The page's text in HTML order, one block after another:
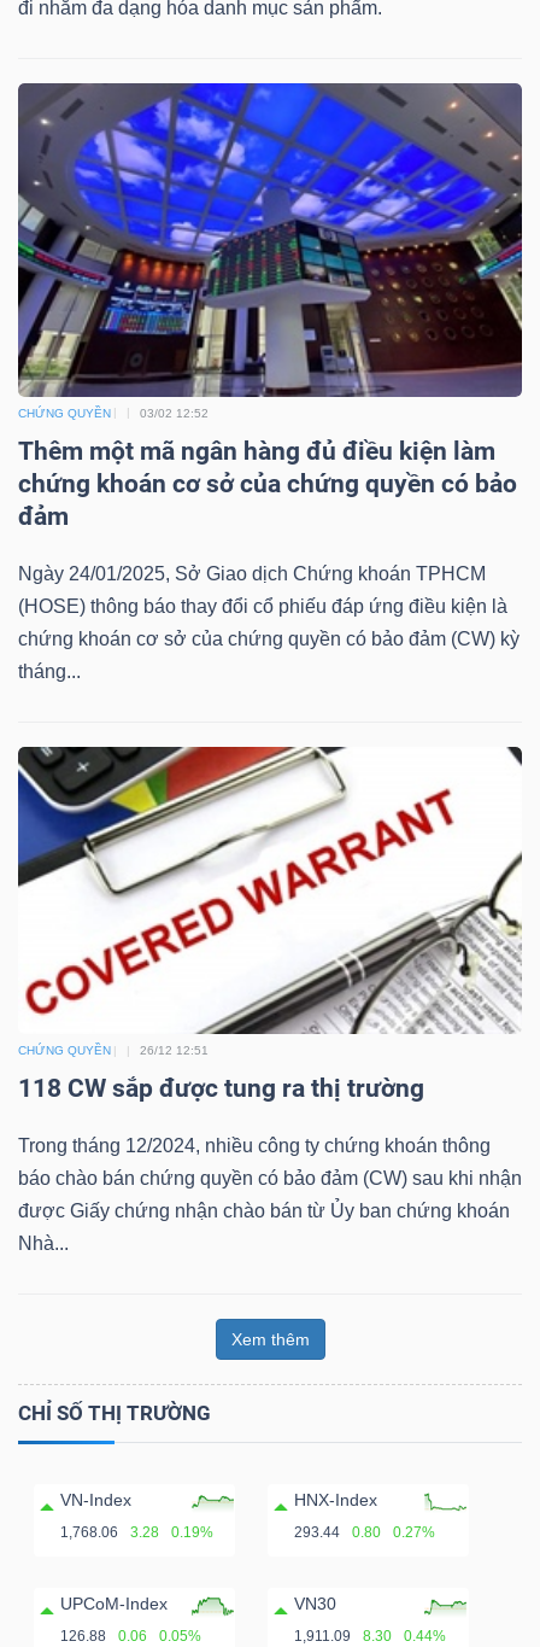
đi nhằm đa dạng hóa danh mục sản phẩm.
CHỨNG QUYỀN 03/02 12:52
Thêm một mã ngân hàng đủ điều kiện làm
chứng khoán cơ sở của chứng quyền có bảo
đảm
Ngày 24/01/2025, Sở Giao dịch Chứng khoán TPHCM
(HOSE) thông báo thay đổi cổ phiếu đáp ứng điều kiện là
chứng khoán cơ sở của chứng quyền có bảo đảm (CW) kỳ
tháng...
CHỨNG QUYỀN 26/12 12:51
118 CW sắp được tung ra thị trường
Trong tháng 12/2024, nhiều công ty chứng khoán thông
báo chào bán chứng quyền có bảo đảm (CW) sau khi nhận
được Giấy chứng nhận chào bán từ Ủy ban chứng khoán
Nhà...
Xem thêm
CHỈ SỐ THỊ TRƯỜNG
VN-Index
1,768.06 3.28 0.19%
HNX-Index
293.44 0.80 0.27%
UPCoM-Index
126.88 0.06 0.05%
VN30
1,911.09 8.30 0.44%
TIỆN
ÍCH
BẤT
ĐỘNG
SẢN
Mã
chứng
khoán
Tất cả Cổ phiếu Chỉ số Chứng chỉ quỹ Chứng
Lãnh
(-)
Tất cả Người nội bộ Người liên quan Cổ đông lớn
Tin
Bài
viết
của
giả
(-)
(-)
ngữ